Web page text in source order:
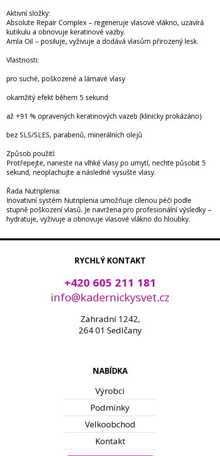
Aktivní složky:
Absolute Repair Complex – regeneruje vlasové vlákno, uzavírá
kutikulu a obnovuje keratinové vazby.
Amla Oil – posiluje, vyživuje a dodává vlasům přirozený lesk.
Vlastnosti:
pro suché, poškozené a lámavé vlasy
okamžitý efekt během 5 sekund
až +91 % opravených keratinových vazeb (klinicky prokázáno)
bez SLS/SLES, parabenů, minerálních olejů
Způsob použití:
Protřepejte, naneste na vlhké vlasy po umytí, nechte působit 5
sekund, neoplachujte a následně vysušte vlasy.
Řada Nutriplenia:
Inovativní systém Nutriplenia umožňuje cílenou péči podle
stupně poškození vlasů. Je navržena pro profesionální výsledky –
hydratuje, vyživuje a obnovuje vlasové vlákno do hloubky.
RYCHLÝ KONTAKT
+420 605 211 181
info@kadernickysvet.cz
Zahradní 1242,
264 01 Sedlčany
NABÍDKA
Výrobci
Podmínky
Velkoobchod
Kontakt